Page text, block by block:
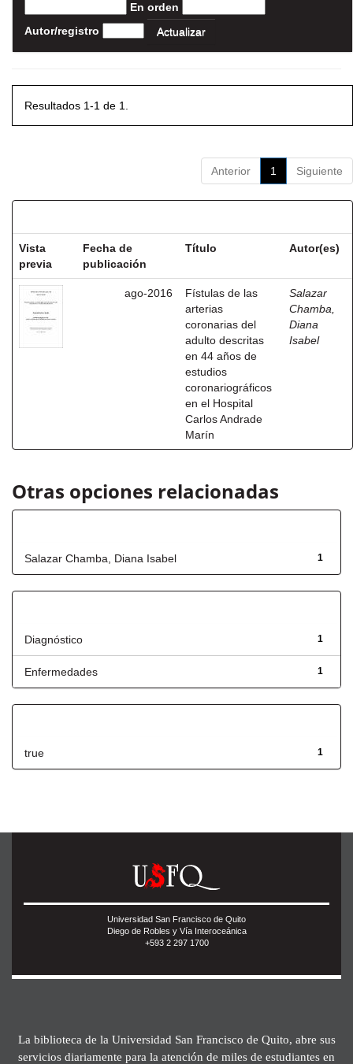
En orden
Autor/registro
Resultados 1-1 de 1.
Anterior 1 Siguiente
Vista
previa
Fecha de
publicación
Título Autor(es)
ago-2016
Fístulas de las
arterias
coronarias del
adulto descritas
en 44 años de
estudios
coronariográficos
en el Hospital
Carlos Andrade
Marín
Salazar
Chamba,
Diana
Isabel
Otras opciones relacionadas
1
Salazar Chamba, Diana Isabel
1
Diagnóstico
1
Enfermedades
1
true
Universidad San Francisco de Quito
Diego de Robles y Vía Interoceánica
+593 2 297 1700
La biblioteca de la Universidad San Francisco de Quito, abre sus
servicios diariamente para la atención de miles de estudiantes en